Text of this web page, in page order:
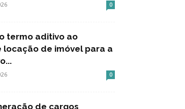
0
termo aditivo ao
de imóvel para a
0
de cargos